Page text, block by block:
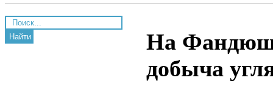
Найти
На
добыча